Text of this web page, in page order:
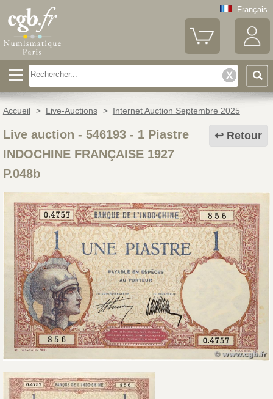
Français
Accueil > Live-Auctions > Internet Auction Septembre 2025
Retour
Live auction - 546193- 1 Piastre
INDOCHINE FRANÇAISE 1927
P.048b